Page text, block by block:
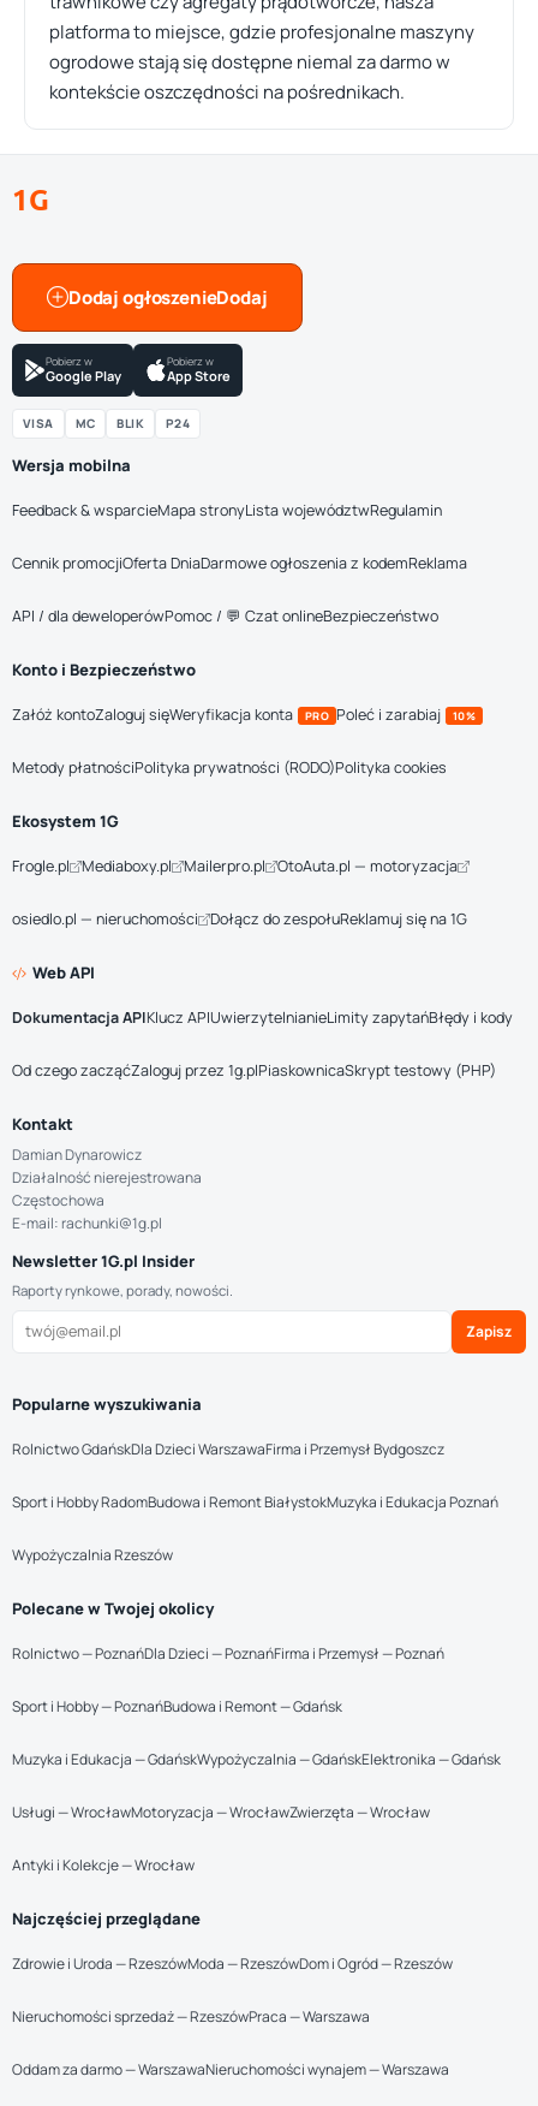
platforma to miejsce, gdzie profesjonalne maszyny
ogrodowe stają się dostępne niemal za darmo w
kontekście oszczędności na pośrednikach.
1G
Dodaj ogłoszenie
Pobierz w
Google Play
Pobierz w
App Store
VISA MC BLIK P24
Wersja mobilna
Feedback & wsparcieMapa stronyLista województwRegulamin
Cennik promocjiOferta DniaDarmowe ogłoszenia z kodemReklama
API / dla deweloperówPomoc / 💬 Czat onlineBezpieczeństwo
Konto i Bezpieczeństwo
Załóż kontoZaloguj sięWeryfikacja konta PRO Poleć i zarabiaj 10%
Metody płatnościPolityka prywatności (RODO)Polityka cookies
Ekosystem 1G
Frogle.pl Mediaboxy.pl Mailerpro.pl OtoAuta.pl — motoryzacja
osiedlo.pl — nieruchomości Dołącz do zespołuReklamuj się na 1G
Web API
Dokumentacja APIKlucz APIUwierzytelnianieLimity zapytańBłędy i kody
Od czego zacząćZaloguj przez 1g.plPiaskownicaSkrypt testowy (PHP)
Kontakt
Damian Dynarowicz
Działalność nierejestrowana
Częstochowa
E-mail: rachunki@1g.pl
Newsletter 1G.pl Insider
Raporty rynkowe, porady, nowości.
Zapisz
Popularne wyszukiwania
Rolnictwo GdańskDla Dzieci WarszawaFirma i Przemysł Bydgoszcz
Sport i Hobby RadomBudowa i Remont BiałystokMuzyka i Edukacja Poznań
Wypożyczalnia Rzeszów
Polecane w Twojej okolicy
Rolnictwo — PoznańDla Dzieci — PoznańFirma i Przemysł — Poznań
Sport i Hobby — PoznańBudowa i Remont — Gdańsk
Muzyka i Edukacja — GdańskWypożyczalnia — GdańskElektronika — Gdańsk
Usługi — WrocławMotoryzacja — WrocławZwierzęta — Wrocław
Antyki i Kolekcje — Wrocław
Najczęściej przeglądane
Zdrowie i Uroda — RzeszówModa — RzeszówDom i Ogród — Rzeszów
Nieruchomości sprzedaż — RzeszówPraca — Warszawa
Oddam za darmo — WarszawaNieruchomości wynajem — Warszawa